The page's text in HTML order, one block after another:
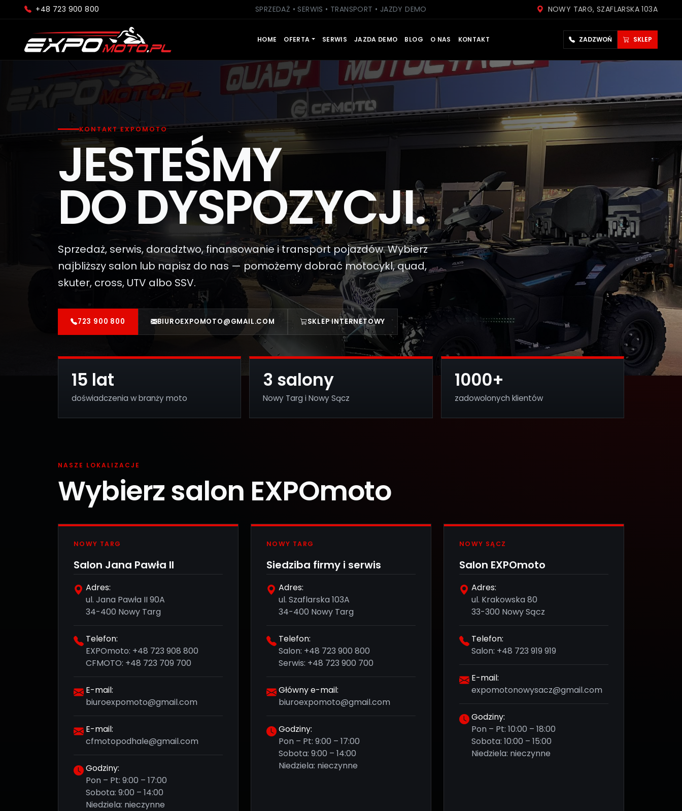
+48 723 900 800 SPRZEDAŻ • SERWIS • TRANSPORT • JAZDY DEMO NOWY TARG, SZAFLARSKA 103A
HOME OFERTA SERWIS JAZDA DEMO BLOG O NAS KONTAKT ZADZWOŃ SKLEP
KONTAKT EXPOMOTO
JESTEŚMY
DO DYSPOZYCJI.
Sprzedaż, serwis, doradztwo, finansowanie i transport pojazdów. Wybierz
najbliższy salon lub napisz do nas — pomożemy dobrać motocykl, quad,
skuter, cross, UTV albo SSV.
723 900 800 BIUROEXPOMOTO@GMAIL.COM SKLEP INTERNETOWY
15 lat
doświadczenia w branży moto
3 salony
Nowy Targ i Nowy Sącz
1000+
zadowolonych klientów
NASZE LOKALIZACJE
Wybierz salon EXPOmoto
NOWY TARG
Salon Jana Pawła II
Adres:
ul. Jana Pawła II 90A
34-400 Nowy Targ
Telefon:
EXPOmoto: +48 723 908 800
CFMOTO: +48 723 709 700
E-mail:
biuroexpomoto@gmail.com
E-mail:
cfmotopodhale@gmail.com
Godziny:
Pon – Pt: 9:00 – 17:00
Sobota: 9:00 – 14:00
Niedziela: nieczynne
NOWY TARG
Siedziba firmy i serwis
Adres:
ul. Szaflarska 103A
34-400 Nowy Targ
Telefon:
Salon: +48 723 900 800
Serwis: +48 723 900 700
Główny e-mail:
biuroexpomoto@gmail.com
Godziny:
Pon – Pt: 9:00 – 17:00
Sobota: 9:00 – 14:00
Niedziela: nieczynne
NOWY SĄCZ
Salon EXPOmoto
Adres:
ul. Krakowska 80
33-300 Nowy Sącz
Telefon:
Salon: +48 723 919 919
E-mail:
expomotonowysacz@gmail.com
Godziny:
Pon – Pt: 10:00 – 18:00
Sobota: 10:00 – 15:00
Niedziela: nieczynne